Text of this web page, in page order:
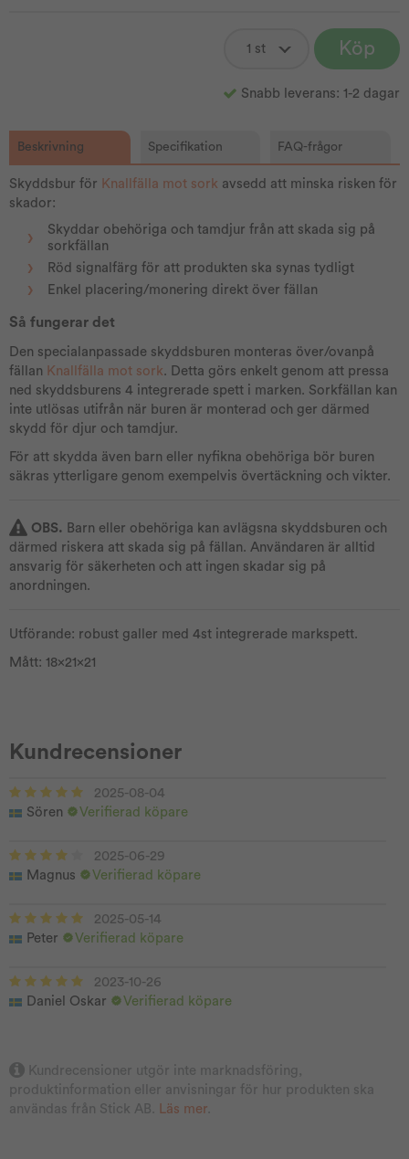
Köp
Snabb leverans: 1-2 dagar
Beskrivning Specifikation FAQ-frågor
Skyddsbur för Knallfälla mot sork avsedd att minska risken för
skador:
Skyddar obehöriga och tamdjur från att skada sig på
sorkfällan
Röd signalfärg för att produkten ska synas tydligt
Enkel placering/monering direkt över fällan
Så fungerar det
Den specialanpassade skyddsburen monteras över/ovanpå
fällan Knallfälla mot sork. Detta görs enkelt genom att pressa
ned skyddsburens 4 integrerade spett i marken. Sorkfällan kan
inte utlösas utifrån när buren är monterad och ger därmed
skydd för djur och tamdjur.
För att skydda även barn eller nyfikna obehöriga bör buren
säkras ytterligare genom exempelvis övertäckning och vikter.
OBS. Barn eller obehöriga kan avlägsna skyddsburen och
därmed riskera att skada sig på fällan. Användaren är alltid
ansvarig för säkerheten och att ingen skadar sig på
anordningen.
Utförande: robust galler med 4st integrerade markspett.
Mått: 18x21x21
Kundrecensioner
2025-08-04
Sören
Verifierad köpare
2025-06-29
Magnus
Verifierad köpare
2025-05-14
Peter
Verifierad köpare
2023-10-26
Daniel Oskar
Verifierad köpare
Kundrecensioner utgör inte marknadsföring,
produktinformation eller anvisningar för hur produkten ska
användas från Stick AB.
Läs mer